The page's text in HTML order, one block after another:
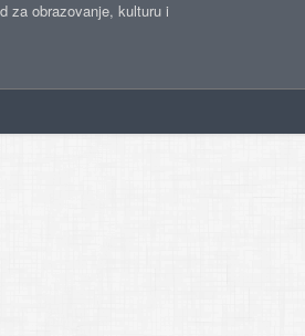
za obrazovanje, kulturu i